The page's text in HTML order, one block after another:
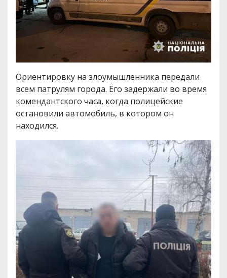
Ориентировку на злоумышленника передали
всем патрулям города. Его задержали во время
комендантского часа, когда полицейские
остановили автомобиль, в котором он
находился.